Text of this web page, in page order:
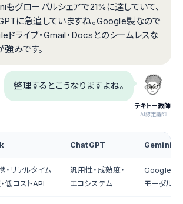
もグローバルシェアで21%に達していて、
に急追していますね。Google製なので
ドライブ・Gmail・Docsとのシームレスな
強みです。
テキトー教師
.AI認定講師
整理するとこうなりますよね。
ChatGPT Gemini
・リアルタイム
低コストAPI
汎用性・成熟度・
エコシステム
Google連
モーダル・